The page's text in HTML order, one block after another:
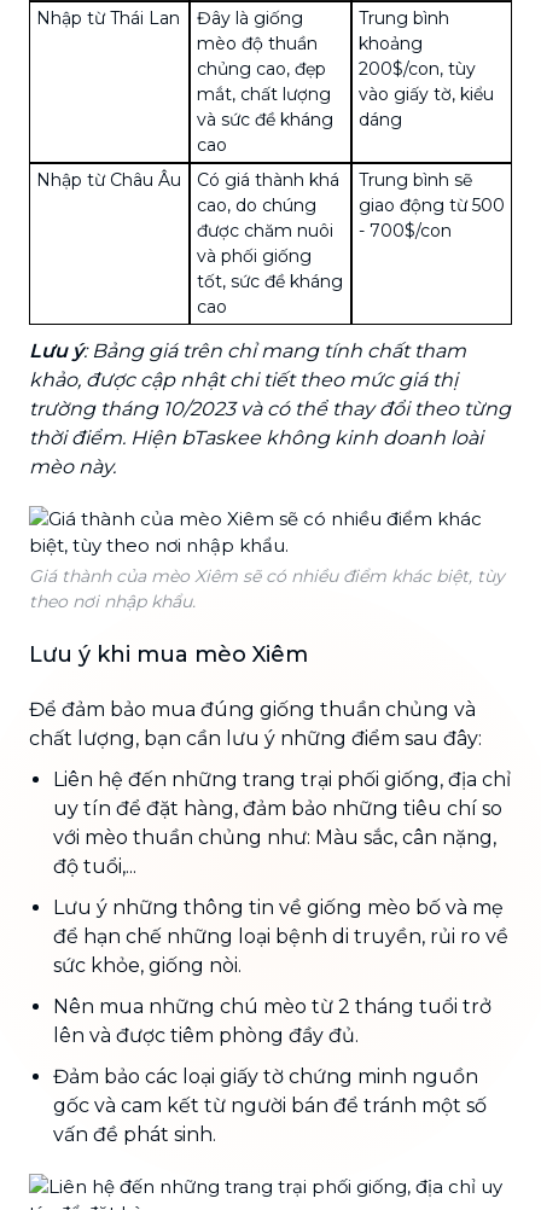
Nhập từ Thái Lan
Đây là giống
mèo độ thuần
chủng cao, đẹp
mắt, chất lượng
và sức đề kháng
cao
Trung bình
khoảng
200$/con, tùy
vào giấy tờ, kiểu
dáng
Nhập từ Châu Âu
Có giá thành khá
cao, do chúng
được chăm nuôi
và phối giống
tốt, sức đề kháng
cao
Trung bình sẽ
giao động từ 500
- 700$/con
Lưu ý: Bảng giá trên chỉ mang tính chất tham
khảo, được cập nhật chi tiết theo mức giá thị
trường tháng 10/2023 và có thể thay đổi theo từng
thời điểm. Hiện bTaskee không kinh doanh loài
mèo này.
Giá thành của mèo Xiêm sẽ có nhiều điểm khác biệt, tùy
theo nơi nhập khẩu.
Lưu ý khi mua mèo Xiêm
Để đảm bảo mua đúng giống thuần chủng và
chất lượng, bạn cần lưu ý những điểm sau đây:
Liên hệ đến những trang trại phối giống, địa chỉ
uy tín để đặt hàng, đảm bảo những tiêu chí so
với mèo thuần chủng như: Màu sắc, cân nặng,
độ tuổi,...
Lưu ý những thông tin về giống mèo bố và mẹ
để hạn chế những loại bệnh di truyền, rủi ro về
sức khỏe, giống nòi.
Nên mua những chú mèo từ 2 tháng tuổi trở
lên và được tiêm phòng đầy đủ.
Đảm bảo các loại giấy tờ chứng minh nguồn
gốc và cam kết từ người bán để tránh một số
vấn đề phát sinh.